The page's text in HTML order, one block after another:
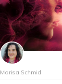
Marisa Schmid